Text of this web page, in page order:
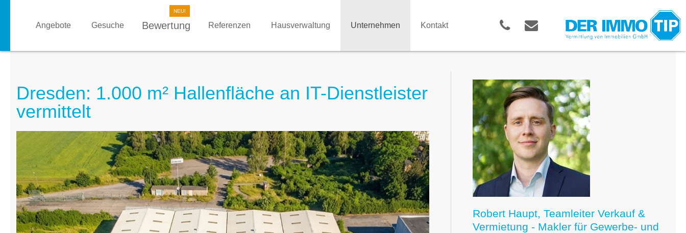
Angebote Gesuche Bewertung Referenzen Hausverwaltung Unternehmen Kontakt
Dresden: 1.000 m² Hallenfläche an IT-Dienstleister
vermittelt
Robert Haupt, Teamleiter Verkauf &
Vermietung - Makler für Gewerbe- und